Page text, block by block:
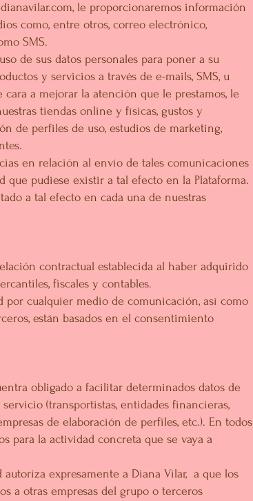
, le proporcionaremos información
como, entre otros, correo electrónico,
SMS.
de sus datos personales para poner a su
y servicios a través de e-mails, SMS, u
a mejorar la atención que le prestamos, le
tiendas online y físicas, gustos y
de perfiles de uso, estudios de marketing,
en relación al envío de tales comunicaciones
que pudiese existir a tal efecto en la Plataforma.
a tal efecto en cada una de nuestras
contractual establecida al haber adquirido
fiscales y contables.
cualquier medio de comunicación, así como
están basados en el consentimiento
obligado a facilitar determinados datos de
(transportistas, entidades financieras,
de elaboración de perfiles, etc.). En todos
para la actividad concreta que se vaya a
expresamente a Diana Vilar, a que los
a otras empresas del grupo o terceros